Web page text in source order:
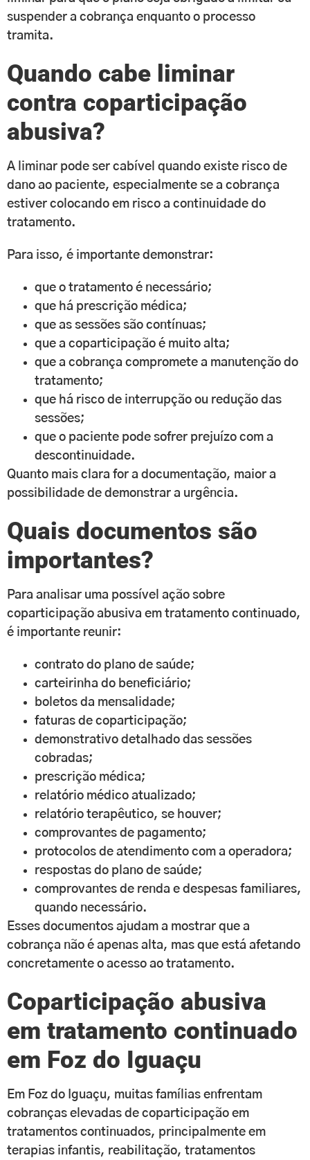
suspender a cobrança enquanto o processo
tramita.
Quando cabe liminar
contra coparticipação
abusiva?
A liminar pode ser cabível quando existe risco de
dano ao paciente, especialmente se a cobrança
estiver colocando em risco a continuidade do
tratamento.
Para isso, é importante demonstrar:
que o tratamento é necessário;
que há prescrição médica;
que as sessões são contínuas;
que a coparticipação é muito alta;
que a cobrança compromete a manutenção do
tratamento;
que há risco de interrupção ou redução das
sessões;
que o paciente pode sofrer prejuízo com a
descontinuidade.
Quanto mais clara for a documentação, maior a
possibilidade de demonstrar a urgência.
Quais documentos são
importantes?
Para analisar uma possível ação sobre
coparticipação abusiva em tratamento continuado,
é importante reunir:
contrato do plano de saúde;
carteirinha do beneficiário;
boletos da mensalidade;
faturas de coparticipação;
demonstrativo detalhado das sessões
cobradas;
prescrição médica;
relatório médico atualizado;
relatório terapêutico, se houver;
comprovantes de pagamento;
protocolos de atendimento com a operadora;
respostas do plano de saúde;
comprovantes de renda e despesas familiares,
quando necessário.
Esses documentos ajudam a mostrar que a
cobrança não é apenas alta, mas que está afetando
concretamente o acesso ao tratamento.
Coparticipação abusiva
em tratamento continuado
em Foz do Iguaçu
Em Foz do Iguaçu, muitas famílias enfrentam
cobranças elevadas de coparticipação em
tratamentos continuados, principalmente em
terapias infantis, reabilitação, tratamentos